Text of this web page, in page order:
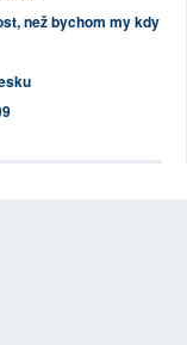
než bychom my kdy